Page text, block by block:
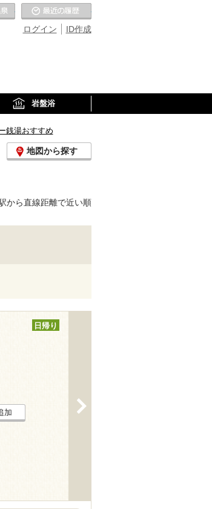
ID作成
ログイン
お気に入りの温泉
岩盤浴
銭湯おすすめ
地図から探す
から直線距離で近い順
日帰り
加